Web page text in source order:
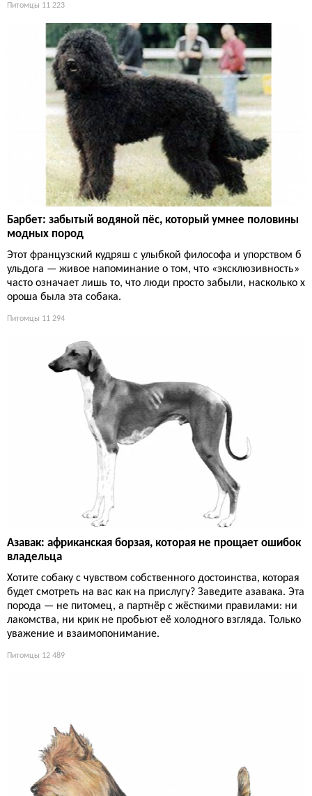
Питомцы 11 223
Барбет: забытый водяной пёс, который умнее половины
модных пород
Этот французский кудряш с улыбкой философа и упорством б
ульдога — живое напоминание о том, что «эксклюзивность»
часто означает лишь то, что люди просто забыли, насколько х
ороша была эта собака.
Питомцы 11 294
Азавак: африканская борзая, которая не прощает ошибок
владельца
Хотите собаку с чувством собственного достоинства, которая
будет смотреть на вас как на прислугу? Заведите азавака. Эта
порода — не питомец, а партнёр с жёсткими правилами: ни
лакомства, ни крик не пробьют её холодного взгляда. Только
уважение и взаимопонимание.
Питомцы 12 489